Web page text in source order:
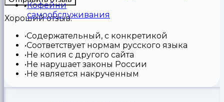
Кофейни
самообслуживания
Хороший отзыв:
Содержательный, с конкретикой
Соответствует нормам русского языка
Не копия с другого сайта
Не нарушает законы России
Не является накрученным